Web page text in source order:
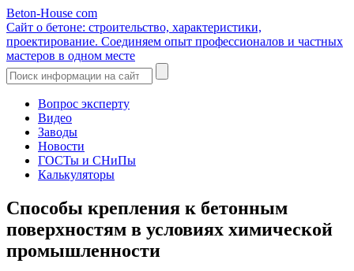
Beton-House com
Сайт о бетоне: строительство, характеристики,
проектирование. Соединяем опыт профессионалов и частных
мастеров в одном месте
Вопрос эксперту
Видео
Заводы
Новости
ГОСТы и СНиПы
Калькуляторы
Способы крепления к бетонным
поверхностям в условиях химической
промышленности